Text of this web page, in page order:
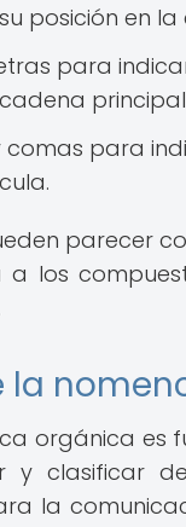
posición en
para
comas para
parecer
a los
la
orgánica es
y clasificar
la